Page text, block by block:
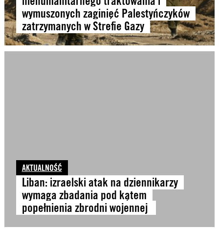
wymuszonych zaginięć Palestyńczyków
zatrzymanych w Strefie Gazy
AKTUALNOŚĆ
Liban: izraelski atak na dziennikarzy
wymaga zbadania pod kątem
popełnienia zbrodni wojennej